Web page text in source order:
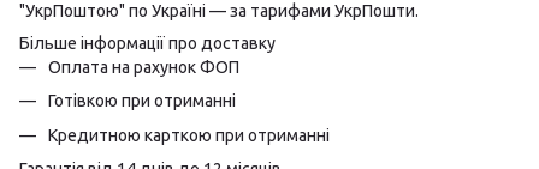
"УкрПоштою" по Україні — за тарифами УкрПошти.
Більше інформації про доставку
Оплата на рахунок ФОП
Готівкою при отриманні
Кредитною карткою при отриманні